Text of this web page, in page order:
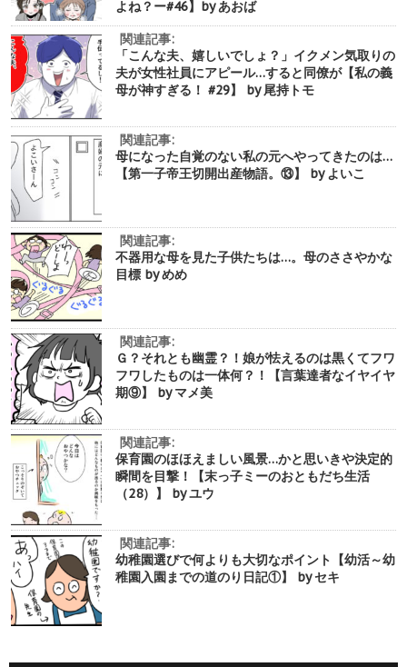
よね？ー#46】by あおば
関連記事:
「こんな夫、嬉しいでしょ？」イクメン気取りの
夫が女性社員にアピール…すると同僚が【私の義
母が神すぎる！ #29】 by 尾持トモ
関連記事:
母になった自覚のない私の元へやってきたのは…
【第一子帝王切開出産物語。⑬】 by よいこ
関連記事:
不器用な母を見た子供たちは…。母のささやかな
目標 by めめ
関連記事:
Ｇ？それとも幽霊？！娘が怯えるのは黒くてフワ
フワしたものは一体何？！【言葉達者なイヤイヤ
期⑨】 by マメ美
関連記事:
保育園のほほえましい風景…かと思いきや決定的
瞬間を目撃！【末っ子ミーのおともだち生活
（28）】 by ユウ
関連記事:
幼稚園選びで何よりも大切なポイント【幼活～幼
稚園入園までの道のり日記①】 by セキ